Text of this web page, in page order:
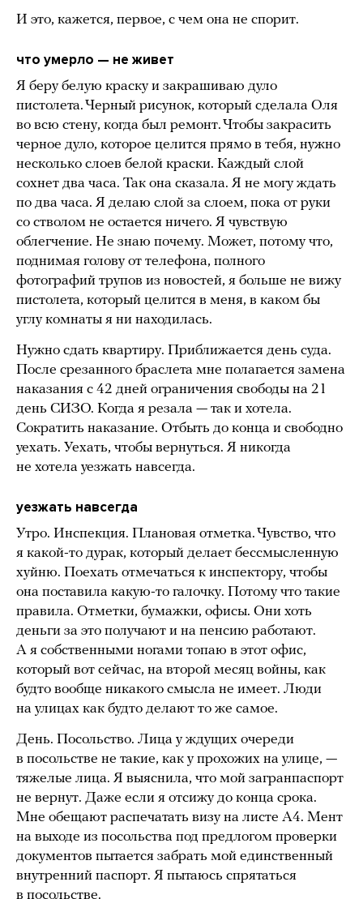
И это, кажется, первое, с чем она не спорит.
что умерло — не живет
Я беру белую краску и закрашиваю дуло
пистолета. Черный рисунок, который сделала Оля
во всю стену, когда был ремонт. Чтобы закрасить
черное дуло, которое целится прямо в тебя, нужно
несколько слоев белой краски. Каждый слой
сохнет два часа. Так она сказала. Я не могу ждать
по два часа. Я делаю слой за слоем, пока от руки
со стволом не остается ничего. Я чувствую
облегчение. Не знаю почему. Может, потому что,
поднимая голову от телефона, полного
фотографий трупов из новостей, я больше не вижу
пистолета, который целится в меня, в каком бы
углу комнаты я ни находилась.
Нужно сдать квартиру. Приближается день суда.
После срезанного браслета мне полагается замена
наказания с 42 дней ограничения свободы на 21
день СИЗО. Когда я резала — так и хотела.
Сократить наказание. Отбыть до конца и свободно
уехать. Уехать, чтобы вернуться. Я никогда
не хотела уезжать навсегда.
уезжать навсегда
Утро. Инспекция. Плановая отметка. Чувство, что
я какой-то дурак, который делает бессмысленную
хуйню. Поехать отмечаться к инспектору, чтобы
она поставила какую-то галочку. Потому что такие
правила. Отметки, бумажки, офисы. Они хоть
деньги за это получают и на пенсию работают.
А я собственными ногами топаю в этот офис,
который вот сейчас, на второй месяц войны, как
будто вообще никакого смысла не имеет. Люди
на улицах как будто делают то же самое.
День. Посольство. Лица у ждущих очереди
в посольстве не такие, как у прохожих на улице, —
тяжелые лица. Я выяснила, что мой загранпаспорт
не вернут. Даже если я отсижу до конца срока.
Мне обещают распечатать визу на листе А4. Мент
на выходе из посольства под предлогом проверки
документов пытается забрать мой единственный
внутренний паспорт. Я пытаюсь спрятаться
в посольстве.